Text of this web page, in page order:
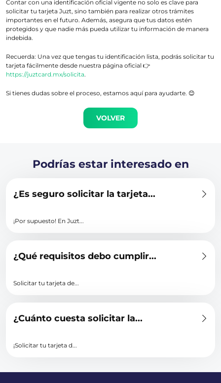
Contar con una identificación oficial vigente no solo es clave para
solicitar tu tarjeta Juzt, sino también para realizar otros trámites
importantes en el futuro. Además, asegura que tus datos estén
protegidos y que nadie más pueda utilizar tu información de manera
indebida.
Recuerda: Una vez que tengas tu identificación lista, podrás solicitar tu
tarjeta fácilmente desde nuestra página oficial 👉
https://juztcard.mx/solicita.
Si tienes dudas sobre el proceso, estamos aquí para ayudarte. 😊
VOLVER
Podrías estar interesado en
¿Es seguro solicitar la tarjeta...
¡Por supuesto! En Juzt...
¿Qué requisitos debo cumplir...
Solicitar tu tarjeta de...
¿Cuánto cuesta solicitar la...
¡Solicitar tu tarjeta d...